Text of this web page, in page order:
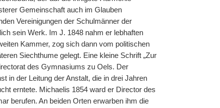
Gemeinschaft auch im Glauben
Vereinigungen der Schulmänner der
sein Werk. Im J. 1848 nahm er lebhaften
Kammer, zog sich dann vom politischen
Siechthume gelegt. Eine kleine Schrift „Zur
des Gymnasiums zu Oels. Der
in der Leitung der Anstalt, die in drei Jahren
erntete. Michaelis 1854 ward er Director des
berufen. An beiden Orten erwarben ihm die